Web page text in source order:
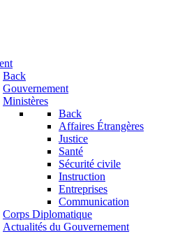
Back
Gouvernement
Ministères
Back
Affaires Étrangères
Justice
Santé
Sécurité civile
Instruction
Entreprises
Communication
Corps Diplomatique
Actualités du Gouvernement